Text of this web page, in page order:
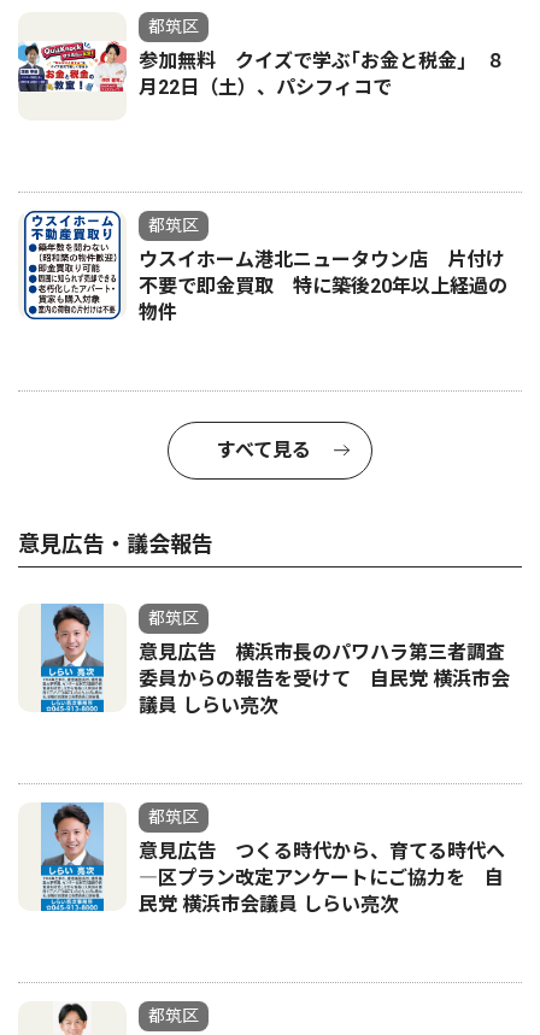
都筑区
参加無料 クイズで学ぶ｢お金と税金｣ ８
月22日（土）、パシフィコで
都筑区
ウスイホーム港北ニュータウン店 片付け
不要で即金買取 特に築後20年以上経過の
物件
すべて見る
意見広告・議会報告
都筑区
意見広告 横浜市長のパワハラ第三者調査
委員からの報告を受けて 自民党 横浜市会
議員 しらい亮次
都筑区
意見広告 つくる時代から、育てる時代へ
―区プラン改定アンケートにご協力を 自
民党 横浜市会議員 しらい亮次
都筑区